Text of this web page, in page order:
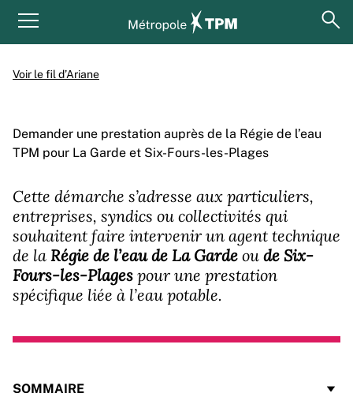
Menu principal
Voir le fil d’Ariane
Demander une prestation auprès de la Régie de l’eau
TPM pour La Garde et Six-Fours-les-Plages
Cette démarche s’adresse aux particuliers,
entreprises, syndics ou collectivités qui
souhaitent faire intervenir un agent technique
de la Régie de l’eau de La Garde ou de Six-
Fours-les-Plages pour une prestation
spécifique liée à l’eau potable.
SOMMAIRE